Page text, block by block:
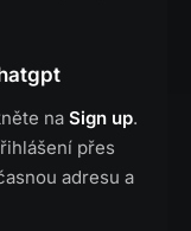
na Sign up.
přes
adresu a